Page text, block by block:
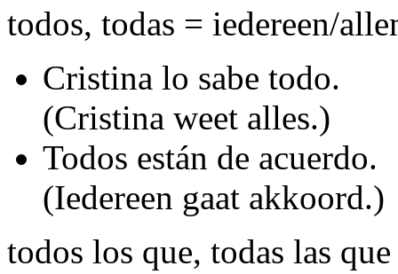
todos, todas = iedereen/
Cristina lo sabe todo.
(Cristina weet alles.)
Todos están de acuerdo.
(Iedereen gaat akkoord.)
todos los que, todas las